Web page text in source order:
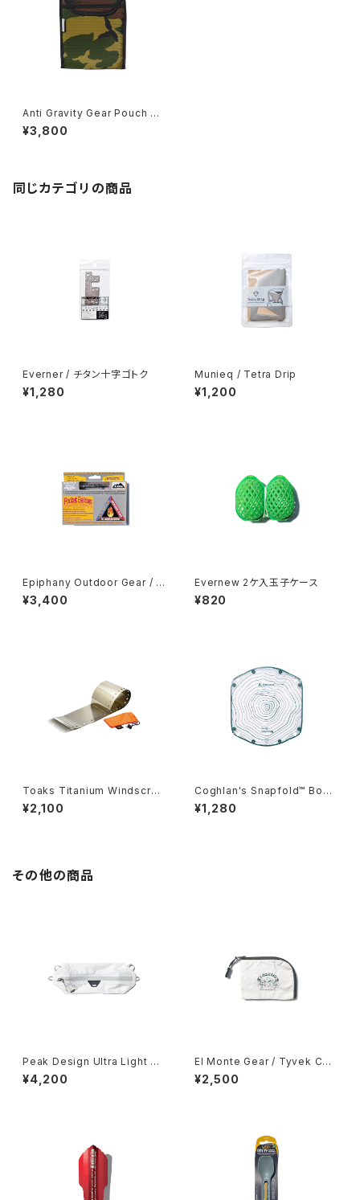
Anti Gravity Gear Pouch Co
zy
¥3,800
同じカテゴリの商品
Everner / チタン十字ゴトク
¥1,280
Munieq / Tetra Drip
¥1,200
Epiphany Outdoor Gear / P
ocket Bellows
¥3,400
Evernew 2ケ入玉子ケース
¥820
Toaks Titanium Windscree
n
¥2,100
Coghlan's Snapfold™ Bowl
s
¥1,280
その他の商品
Peak Design Ultra Light Pa
cking Cube
¥4,200
El Monte Gear / Tyvek Coi
n Case
¥2,500